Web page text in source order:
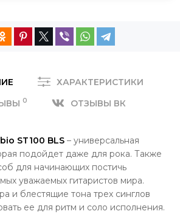
ХАРАКТЕРИСТИКИ
0 ОТЗЫВЫ ВК
ST100 BLS – универсальная
подойдет даже для рока. Также
для начинающих постичь
уважаемых гитаристов мира.
и блестящие тона трех синглов
ее для ритм и соло исполнения.